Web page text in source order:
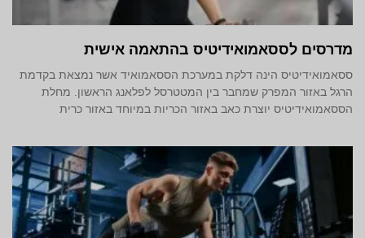
מדרסים לססאמואידיטיס בהתאמה אישית
ססאמואידיטיס הינה דלקת במערכת הססאמואיד אשר נמצאת בקדמת
הרגל באזור המפרק שמחבר בין המטטרסל לפלאנג הראשון. מחלת
הססאמואידיטיס יוצרת כאב באזור הכריות במיוחד באזור כרית